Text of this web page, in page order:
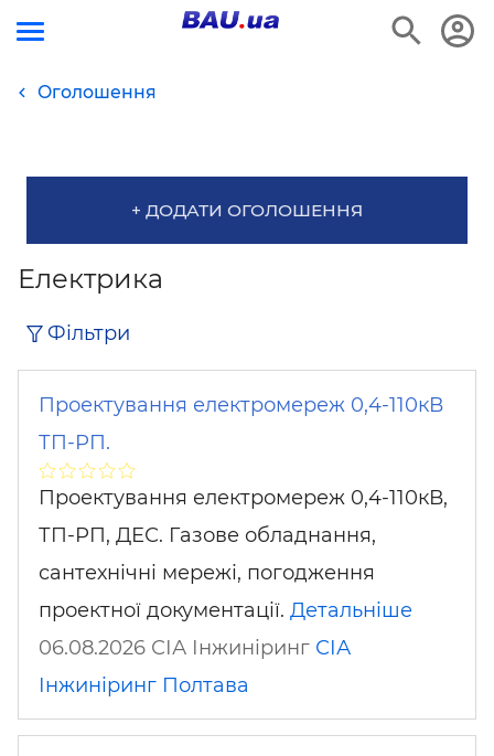
Оголошення
+ ДОДАТИ ОГОЛОШЕННЯ
Електрика
Фільтри
Проектування електромереж 0,4-110кВ
ТП-РП.
Проектування електромереж 0,4-110кВ,
ТП-РП, ДЕС. Газове обладнання,
сантехнічні мережі, погодження
проектної документації. Детальніше
06.08.2026 СІА Інжиніринг СІА
Інжиніринг Полтава